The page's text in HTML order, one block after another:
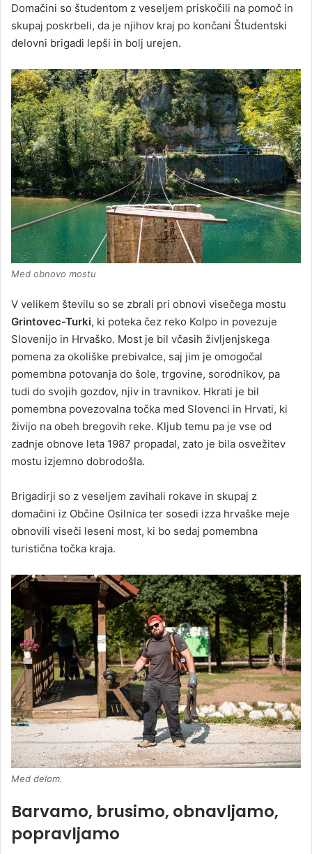
Domačini so študentom z veseljem priskočili na pomoč in
skupaj poskrbeli, da je njihov kraj po končani Študentski
delovni brigadi lepši in bolj urejen.
Med obnovo mostu
V velikem številu so se zbrali pri obnovi visečega mostu
Grintovec-Turki, ki poteka čez reko Kolpo in povezuje
Slovenijo in Hrvaško. Most je bil včasih življenjskega
pomena za okoliške prebivalce, saj jim je omogočal
pomembna potovanja do šole, trgovine, sorodnikov, pa
tudi do svojih gozdov, njiv in travnikov. Hkrati je bil
pomembna povezovalna točka med Slovenci in Hrvati, ki
živijo na obeh bregovih reke. Kljub temu pa je vse od
zadnje obnove leta 1987 propadal, zato je bila osvežitev
mostu izjemno dobrodošla.
Brigadirji so z veseljem zavihali rokave in skupaj z
domačini iz Občine Osilnica ter sosedi izza hrvaške meje
obnovili viseči leseni most, ki bo sedaj pomembna
turistična točka kraja.
Med delom.
Barvamo, brusimo, obnavljamo,
popravljamo